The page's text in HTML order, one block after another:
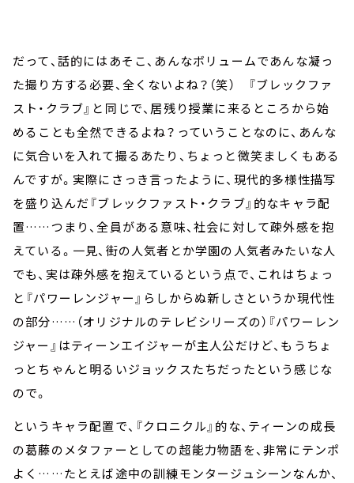
だって、話的にはあそこ、あんなボリュームであんな凝っ
た撮り方する必要、全くないよね？（笑） 『ブレックファ
スト・クラブ』と同じで、居残り授業に来るところから始
めることも全然できるよね？っていうことなのに、あんな
に気合いを入れて撮るあたり、ちょっと微笑ましくもある
んですが。実際にさっき言ったように、現代的多様性描写
を盛り込んだ『ブレックファスト・クラブ』的なキャラ配
置……つまり、全員がある意味、社会に対して疎外感を抱
えている。一見、街の人気者とか学園の人気者みたいな人
でも、実は疎外感を抱えているという点で、これはちょっ
と『パワーレンジャー』らしからぬ新しさというか現代性
の部分……（オリジナルのテレビシリーズの）『パワーレン
ジャー』はティーンエイジャーが主人公だけど、もうちょ
っとちゃんと明るいジョックスたちだったという感じな
ので。
というキャラ配置で、『クロニクル』的な、ティーンの成長
の葛藤のメタファーとしての超能力物語を、非常にテンポ
よく……たとえば途中の訓練モンタージュシーンなんか、